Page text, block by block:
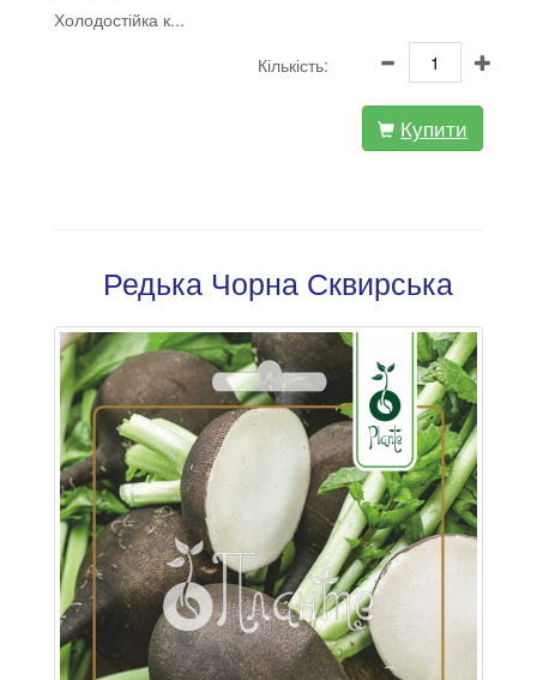
Холодостійка к...
Кількість:
Купити
Редька Чорна Сквирська